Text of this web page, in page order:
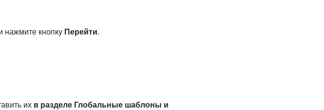
нажмите кнопку Перейти.
их в разделе Глобальные шаблоны и